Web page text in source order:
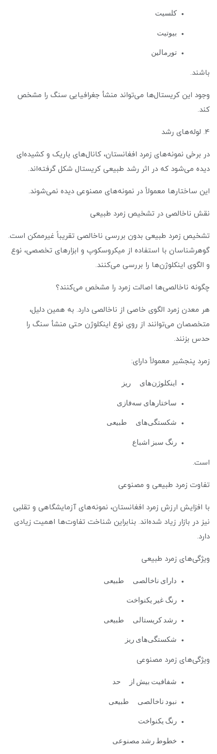
کلسیت
بیوتیت
تورمالین
باشند.
وجود این کریستال‌ها می‌تواند منشأ جغرافیایی سنگ را مشخص
کند.
4. لوله‌های رشد
در برخی نمونه‌های زمرد افغانستان، کانال‌های باریک و کشیده‌ای
دیده می‌شود که در اثر رشد طبیعی کریستال شکل گرفته‌اند.
این ساختارها معمولاً در نمونه‌های مصنوعی دیده نمی‌شوند.
نقش ناخالصی در تشخیص زمرد طبیعی
تشخیص زمرد طبیعی بدون بررسی ناخالصی تقریباً غیرممکن است.
گوهرشناسان با استفاده از میکروسکوپ و ابزارهای تخصصی، نوع
و الگوی اینکلوژن‌ها را بررسی می‌کنند.
چگونه ناخالصی‌ها اصالت زمرد را مشخص می‌کنند؟
هر معدن زمرد الگوی خاصی از ناخالصی دارد. به همین دلیل،
متخصصان می‌توانند از روی نوع اینکلوژن حتی منشأ سنگ را
حدس بزنند.
زمرد پنجشیر معمولاً دارای:
اینکلوژن‌های ریز
ساختارهای سه‌فازی
شکستگی‌های طبیعی
رنگ سبز اشباع
است.
تفاوت زمرد طبیعی و مصنوعی
با افزایش ارزش زمرد افغانستان، نمونه‌های آزمایشگاهی و تقلبی
نیز در بازار زیاد شده‌اند. بنابراین شناخت تفاوت‌ها اهمیت زیادی
دارد.
ویژگی‌های زمرد طبیعی
دارای ناخالصی طبیعی
رنگ غیر یکنواخت
رشد کریستالی طبیعی
شکستگی‌های ریز
ویژگی‌های زمرد مصنوعی
شفافیت بیش از حد
نبود ناخالصی طبیعی
رنگ یکنواخت
خطوط رشد مصنوعی